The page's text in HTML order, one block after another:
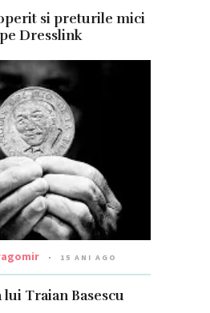
si preturile mici
Dresslink
15 ANI AGO
Traian Basescu